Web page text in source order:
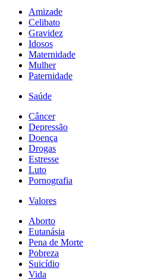
Amizade
Celibato
Gravidez
Idosos
Maternidade
Mulher
Paternidade
Saúde
Câncer
Depressão
Doença
Drogas
Estresse
Luto
Pornografia
Valores
Aborto
Eutanásia
Pena de Morte
Pobreza
Suicídio
Vida